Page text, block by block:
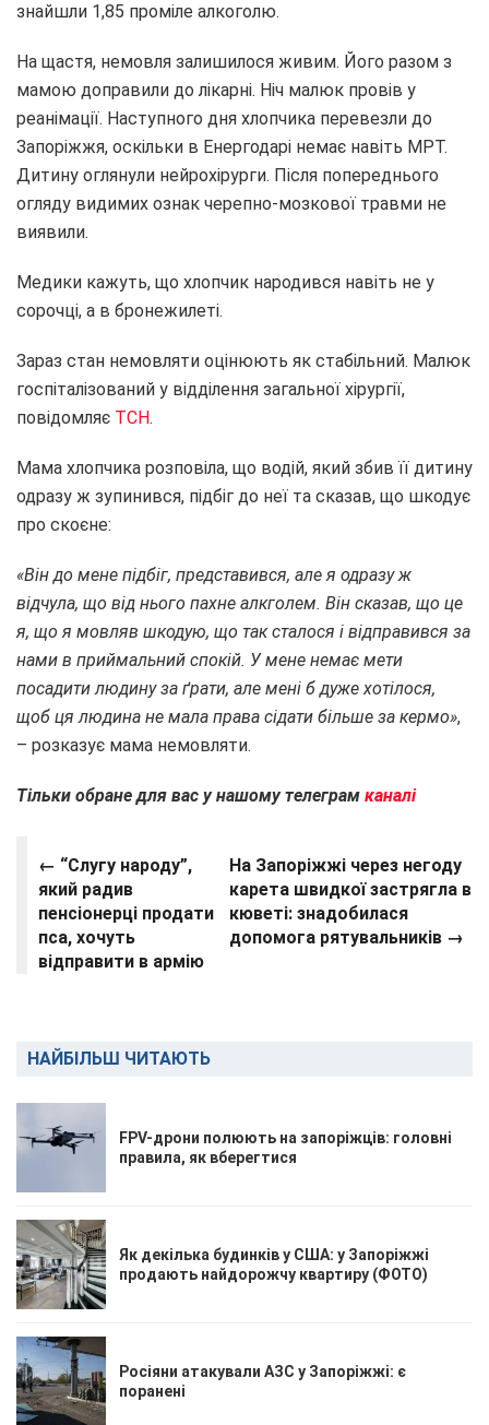
знайшли 1,85 проміле алкоголю.
На щастя, немовля залишилося живим. Його разом з
мамою доправили до лікарні. Ніч малюк провів у
реанімації. Наступного дня хлопчика перевезли до
Запоріжжя, оскільки в Енергодарі немає навіть МРТ.
Дитину оглянули нейрохірурги. Після попереднього
огляду видимих ознак черепно-мозкової травми не
виявили.
Медики кажуть, що хлопчик народився навіть не у
сорочці, а в бронежилеті.
Зараз стан немовляти оцінюють як стабільний. Малюк
госпіталізований у відділення загальної хірургії,
повідомляє ТСН.
Мама хлопчика розповіла, що водій, який збив її дитину
одразу ж зупинився, підбіг до неї та сказав, що шкодує
про скоєне:
«Він до мене підбіг, представився, але я одразу ж
відчула, що від нього пахне алкголем. Він сказав, що це
я, що я мовляв шкодую, що так сталося і відправився за
нами в приймальний спокій. У мене немає мети
посадити людину за ґрати, але мені б дуже хотілося,
щоб ця людина не мала права сідати більше за кермо»,
– розказує мама немовляти.
Тільки обране для вас у нашому телеграм каналі
← “Слугу народу”,
який радив
пенсіонерці продати
пса, хочуть
відправити в армію
На Запоріжжі через негоду
карета швидкої застрягла в
кюветі: знадобилася
допомога рятувальників →
НАЙБІЛЬШ ЧИТАЮТЬ
FPV-дрони полюють на запоріжців: головні
правила, як вберегтися
Як декілька будинків у США: у Запоріжжі
продають найдорожчу квартиру (ФОТО)
Росіяни атакували АЗС у Запоріжжі: є
поранені